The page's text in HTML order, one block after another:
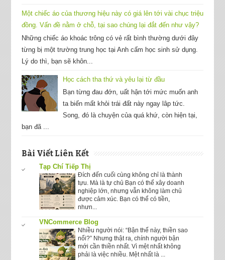
Một chiếc áo của thương hiệu này có giá lên tới vài chục triệu
đồng. Vấn đề nằm ở chỗ, tại sao chúng lại đắt đến như vậy?
Những chiếc áo khoác trông có vẻ rất bình thường dưới đây
từng bị một trường trung học tại Anh cấm học sinh sử dụng.
Lý do thì, bạn sẽ khôn...
Học cách tha thứ và yêu lại từ đầu
Bạn từng đau đớn, uất hận tới mức muốn anh
ta biến mất khỏi trái đất này ngay lâp tức.
Song, đó là chuyện của quá khứ, còn hiện tại,
bạn đã ...
Bài Viết Liên Kết
Tạp Chí Tiếp Thị
Đích đến cuối cùng không chỉ là thành
tựu. Mà là tự chủ Bạn có thể xây doanh
nghiệp lớn, nhưng vẫn không làm chủ
được cảm xúc. Bạn có thể có tiền,
nhưn...
VNCommerce Blog
Nhiều người nói: “Bận thế này, thiền sao
nổi?” Nhưng thật ra, chính người bận
mới cần thiền nhất. Vì mệt nhất không
phải là việc nhiều. Mệt nhất là ...